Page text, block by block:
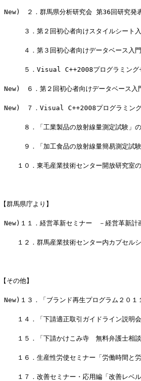
New)　２．群馬県分析研究会 第36回研究
３．第２回初心者向けスタイルシー
４．第３回初心者向けデータベース入
５．Visual C++2008プログラミング
New)　６．第２回初心者向けデータベース
New)　７．Visual C++2008プログラミン
８．「工業製品の放射線量測定試験」の
９．「加工食品の放射線量簡易測定試験
１０．東毛産業技術センター開放研究室の
【群馬県庁より】
New)１１．経営革新セミナー　－経営革新
１２．群馬産業技術センター内カプセルシ
【その他】
New)１３．「ブランド再生プログラム２０
１４．「下請適正取引ガイドライン説明
１５．「下請かけこみ寺　無料弁護士相
１６．生産性労使セミナー「労働時間と
１７．改善セミナー・応用編「改善レベ